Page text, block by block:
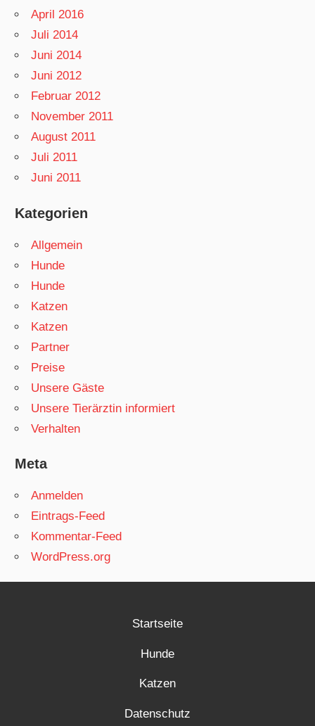
April 2016
Juli 2014
Juni 2014
Juni 2012
Februar 2012
November 2011
August 2011
Juli 2011
Juni 2011
Kategorien
Allgemein
Hunde
Hunde
Katzen
Katzen
Partner
Preise
Unsere Gäste
Unsere Tierärztin informiert
Verhalten
Meta
Anmelden
Eintrags-Feed
Kommentar-Feed
WordPress.org
Startseite
Hunde
Katzen
Datenschutz